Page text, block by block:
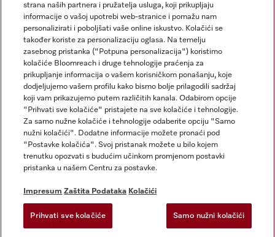
Impresum
Opći uvjeti
Zaštita podataka
Uvjeti Korištenja
Izjava o pristupačnosti
Zakon o digitalnim uslugama
Postavke kolačića
Miele na Instagramu
Miele na Facebooku
strana naših partnera i pružatelja usluga, koji prikupljaju
informacije o vašoj upotrebi web-stranice i pomažu nam
personalizirati i poboljšati vaše online iskustvo. Kolačići se
također koriste za personalizaciju oglasa. Na temelju
zasebnog pristanka ("Potpuna personalizacija") koristimo
kolačiće Bloomreach i druge tehnologije praćenja za
prikupljanje informacija o vašem korisničkom ponašanju, koje
dodjeljujemo vašem profilu kako bismo bolje prilagodili sadržaj
koji vam prikazujemo putem različitih kanala. Odabirom opcije
"Prihvati sve kolačiće" pristajete na sve kolačiće i tehnologije.
Za samo nužne kolačiće i tehnologije odaberite opciju "Samo
nužni kolačići". Dodatne informacije možete pronaći pod
"Postavke kolačića". Svoj pristanak možete u bilo kojem
trenutku opozvati s budućim učinkom promjenom postavki
pristanka u našem Centru za postavke.
Impresum Zaštita Podataka Kolačići
Prihvati sve kolačiće Samo nužni kolačići